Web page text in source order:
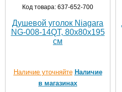
Код товара: 637-652-700
Душевой уголок Niagara
NG-008-14QT, 80х80х195
см
Наличие уточняйте Наличие
в магазинах